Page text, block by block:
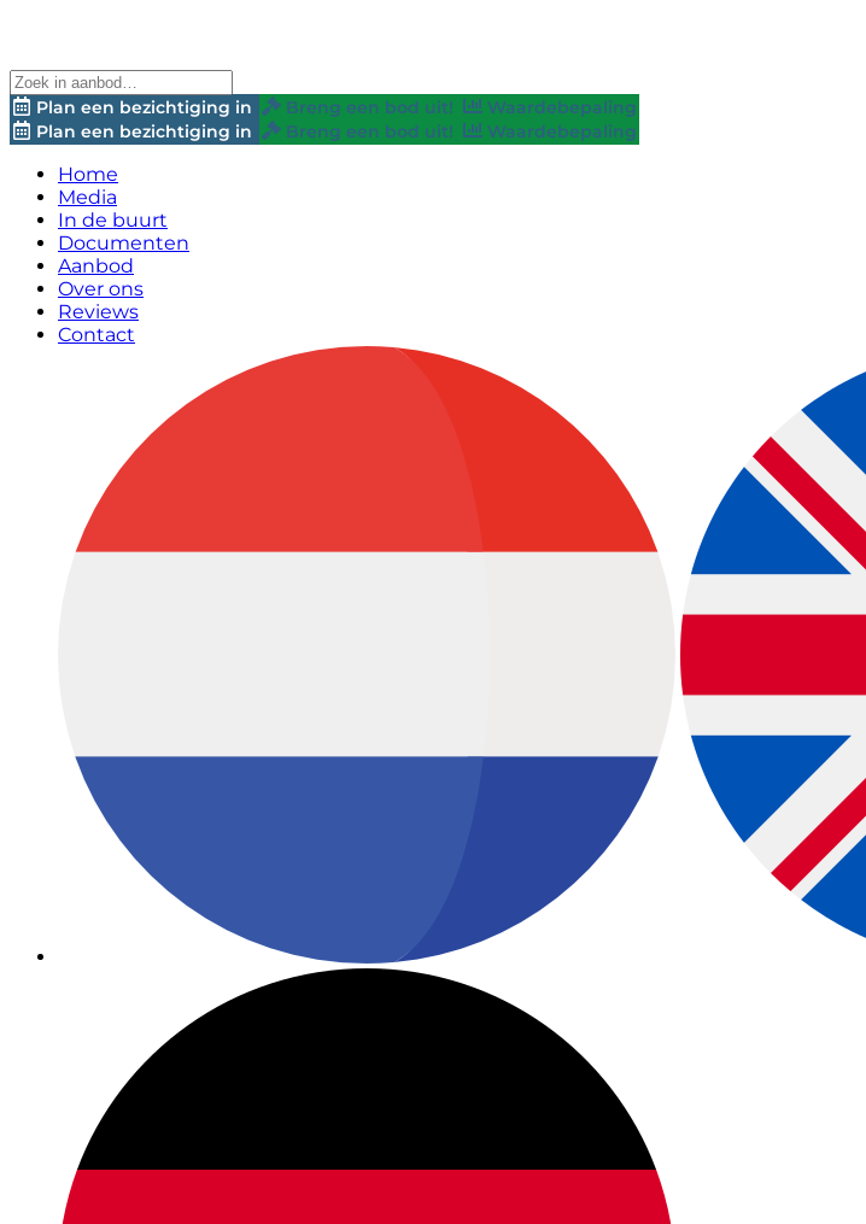
Plan een bezichtiging in Breng een bod uit!
Waardebepaling
Plan een bezichtiging in
Breng een bod uit! Waardebepaling
Home
Media
In de buurt
Documenten
Aanbod
Over ons
Reviews
Contact